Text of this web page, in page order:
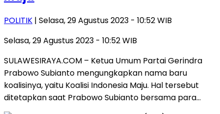
POLITIK | Selasa, 29 Agustus 2023 - 10:52 WIB
Selasa, 29 Agustus 2023 - 10:52 WIB
SULAWESIRAYA.COM – Ketua Umum Partai Gerindra
Prabowo Subianto mengungkapkan nama baru
koalisinya, yaitu Koalisi Indonesia Maju. Hal tersebut
ditetapkan saat Prabowo Subianto bersama para…